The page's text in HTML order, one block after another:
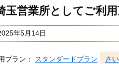
玉営業所としてご利
年5月14日
プラン： スタンダードプラン さ